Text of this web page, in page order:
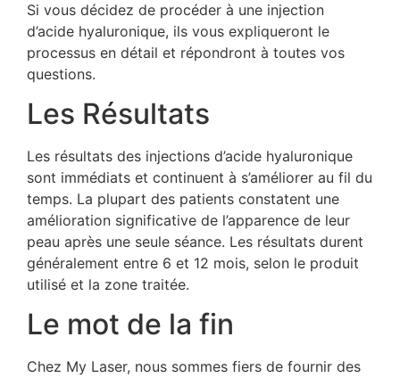
Si vous décidez de procéder à une injection
d’acide hyaluronique, ils vous expliqueront le
processus en détail et répondront à toutes vos
questions.
Les Résultats
Les résultats des injections d’acide hyaluronique
sont immédiats et continuent à s’améliorer au fil du
temps. La plupart des patients constatent une
amélioration significative de l’apparence de leur
peau après une seule séance. Les résultats durent
généralement entre 6 et 12 mois, selon le produit
utilisé et la zone traitée.
Le mot de la fin
Chez My Laser, nous sommes fiers de fournir des